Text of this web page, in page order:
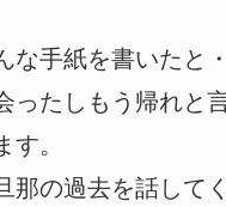
な手紙を書いたと
ったしもう帰れと
す。
那の過去を話して